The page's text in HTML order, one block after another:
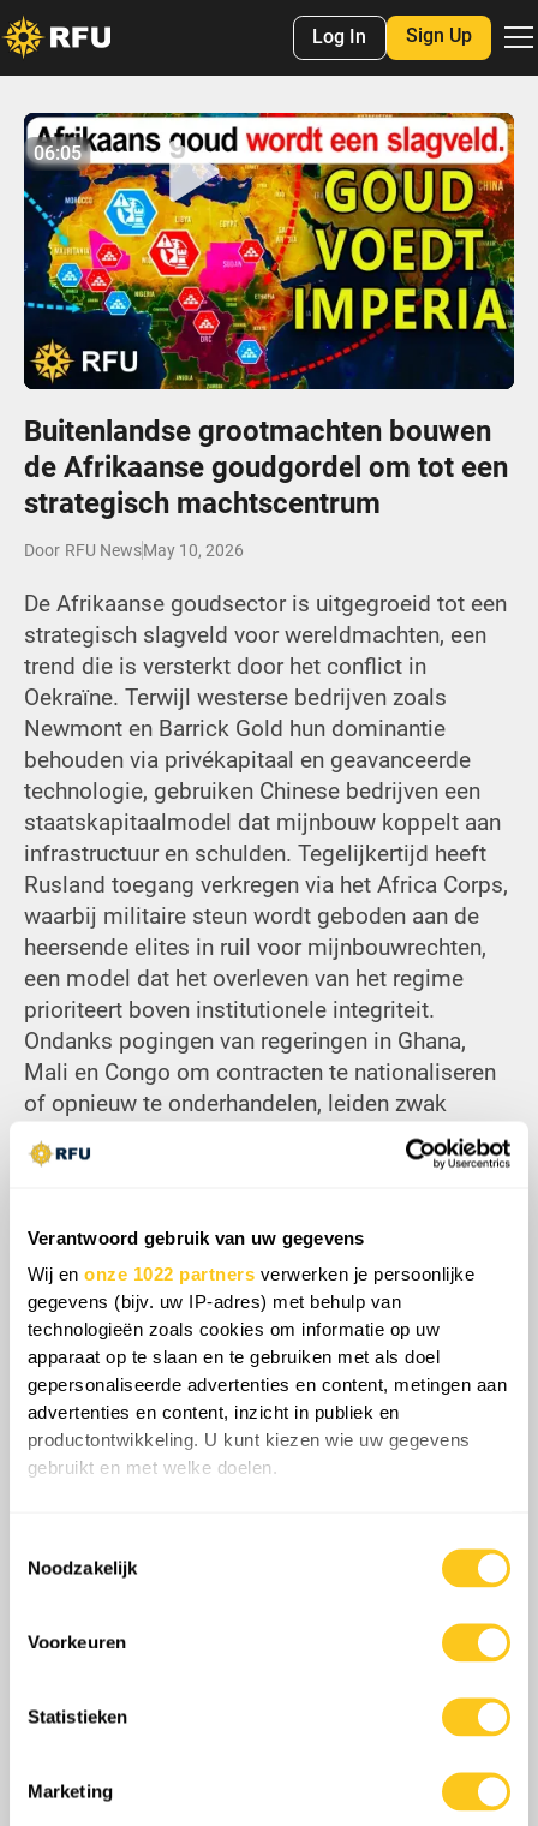
Verantwoord gebruik van uw gegevens
Wij enonze 1022 partners verwerken je persoonlijke
gegevens (bijv. uw IP-adres) met behulp van
technologieën zoals cookies om informatie op uw
apparaat op te slaan en te gebruiken met als doel
gepersonaliseerde advertenties en content, metingen aan
advertenties en content, inzicht in publiek en
productontwikkeling. U kunt kiezen wie uw gegevens
gebruikt en met welke doelen.
Informatie verzamelen over uw geografische
locatie, die tot een paar meter nauwkeurig kan zijn
scannen op specifieke eigenschappen (fingerprinting)
detailgedeeltein.
U kunt uw toestemming op elk moment wijzigen of
We gebruiken cookies om content en advertenties te
Noodzakelijk
Voorkeuren
Statistieken
Marketing
Log In Sign Up
Play
06:04
Mute Settings
Enter
No items found.
06:05
Buitenlandse grootmachten bouwen
de Afrikaanse goudgordel om tot een
strategisch machtscentrum
Door RFU NewsMay 10, 2026
De Afrikaanse goudsector is uitgegroeid tot een
strategisch slagveld voor wereldmachten, een
trend die is versterkt door het conflict in
Oekraïne. Terwijl westerse bedrijven zoals
Newmont en Barrick Gold hun dominantie
behouden via privékapitaal en geavanceerde
technologie, gebruiken Chinese bedrijven een
staatskapitaalmodel dat mijnbouw koppelt aan
infrastructuur en schulden. Tegelijkertijd heeft
Rusland toegang verkregen via het Africa Corps,
waarbij militaire steun wordt geboden aan de
heersende elites in ruil voor mijnbouwrechten,
een model dat het overleven van het regime
prioriteert boven institutionele integriteit.
Ondanks pogingen van regeringen in Ghana,
Mali en Congo om contracten te nationaliseren
of opnieuw te onderhandelen, leiden zwak
bestuur en systemische corruptie de rijkdom
vaak af naar politieke of militaire facties. Deze
gewapende groepen, met name in Congo, waar
houden. Uiteindelijk bieden de strategische
reserves van Afrika wereldwijde invloed aan
externe actoren, terwijl het continent gevangen
blijft in een cyclus van afhankelijkheid en interne
instabiliteit.
0Opmerkingen